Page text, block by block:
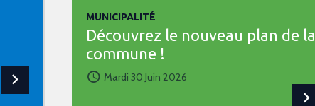
MUNICIPALITÉ
Découvrez le nouveau plan de la
commune !
Mardi 30 Juin 2026